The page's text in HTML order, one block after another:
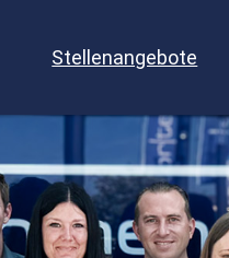
Stellenangebote